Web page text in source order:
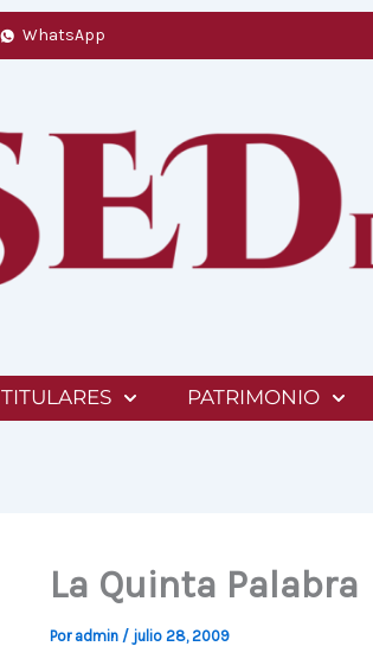
WhatsApp
TITULARES PATRIMONIO
La Quinta Palabra
Por admin / julio 28, 2009